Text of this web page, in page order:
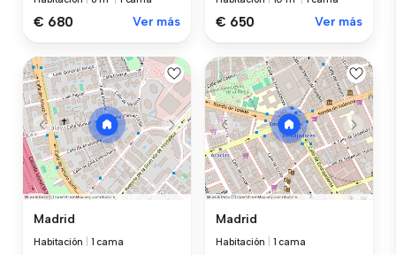
€ 680 Ver más € 650 Ver más
Madrid
Habitación 1 cama
Madrid
Habitación 1 cama